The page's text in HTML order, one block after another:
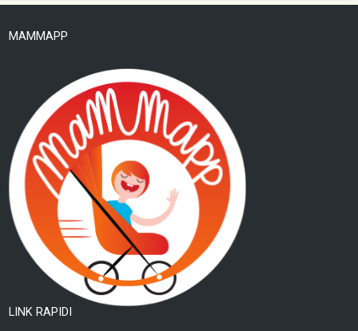
MAMMAPP
LINK RAPIDI